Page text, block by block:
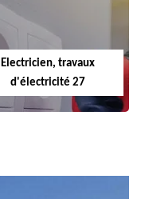
Electricien, travaux
d'électricité 27